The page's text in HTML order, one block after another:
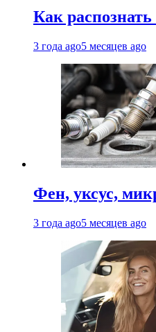
Как распознать
3 года ago5 месяцев ago
Фен, уксус,
3 года ago5 месяцев ago